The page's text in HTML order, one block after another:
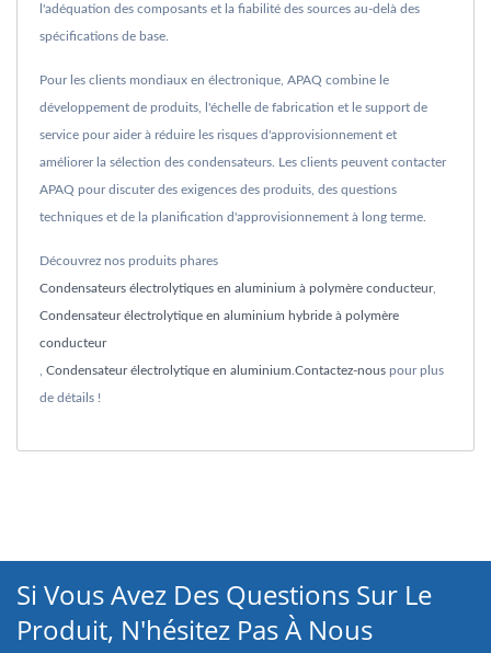
l'adéquation des composants et la fiabilité des sources au-delà des
spécifications de base.
Pour les clients mondiaux en électronique, APAQ combine le
développement de produits, l'échelle de fabrication et le support de
service pour aider à réduire les risques d'approvisionnement et
améliorer la sélection des condensateurs. Les clients peuvent contacter
APAQ pour discuter des exigences des produits, des questions
techniques et de la planification d'approvisionnement à long terme.
Découvrez nos produits phares
Condensateurs électrolytiques en aluminium à polymère conducteur,
Condensateur électrolytique en aluminium hybride à polymère
conducteur
Condensateur électrolytique en aluminium Contactez-nous pour plus
de détails !
Si Vous Avez Des Questions Sur Le
Produit, N'hésitez Pas À Nous